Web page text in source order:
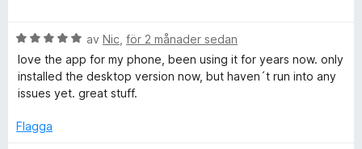
B
l
a
v
5
t
t
5
a
5
y
g
s
a
t
B
e
t
y
s
av Nic för 2 månader sedan
love the app for my phone, been using it for years now. only
installed the desktop version now, but haven´t run into any
issues yet. great stuff.
Flagga